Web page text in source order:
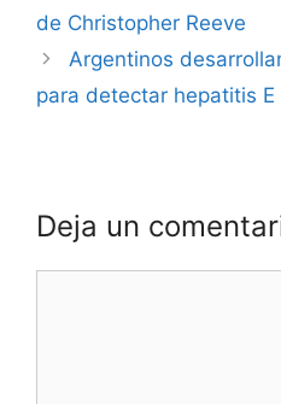
de Christopher Reeve
Argentinos
para detectar hepatitis E
Deja un